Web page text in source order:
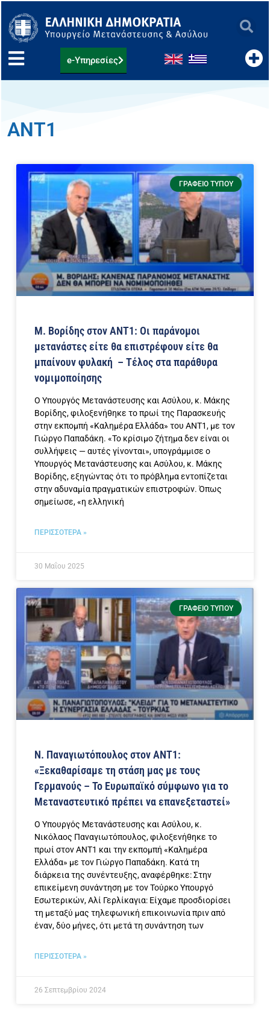
στο
περιεχόμενο
e-Υπηρεσίες
ΑΝΤ1
ΓΡΑΦΕΊΟ ΤΎΠΟΥ
Μ. Βορίδης στον ΑΝΤ1: Οι παράνομοι
μετανάστες είτε θα επιστρέφουν είτε θα
μπαίνουν φυλακή – Τέλος στα παράθυρα
νομιμοποίησης
Ο Υπουργός Μετανάστευσης και Ασύλου, κ. Μάκης
Βορίδης, φιλοξενήθηκε το πρωί της Παρασκευής
στην εκπομπή «Καλημέρα Ελλάδα» του ΑΝΤ1, με τον
Γιώργο Παπαδάκη. «Το κρίσιμο ζήτημα δεν είναι οι
συλλήψεις — αυτές γίνονται», υπογράμμισε ο
Υπουργός Μετανάστευσης και Ασύλου, κ. Μάκης
Βορίδης, εξηγώντας ότι το πρόβλημα εντοπίζεται
στην αδυναμία πραγματικών επιστροφών. Όπως
σημείωσε, «η ελληνική
ΠΕΡΙΣΣΟΤΕΡΑ »
30 Μαΐου 2025
ΓΡΑΦΕΊΟ ΤΎΠΟΥ
Ν. Παναγιωτόπουλος στoν ANT1:
«Ξεκαθαρίσαμε τη στάση μας με τους
Γερμανούς – Το Ευρωπαϊκό σύμφωνο για το
Μεταναστευτικό πρέπει να επανεξεταστεί»
Ο Υπουργός Μετανάστευσης και Ασύλου, κ.
Νικόλαος Παναγιωτόπουλος, φιλοξενήθηκε το
πρωί στον ΑΝΤ1 και την εκπομπή «Καλημέρα
Ελλάδα» με τον Γιώργο Παπαδάκη. Κατά τη
διάρκεια της συνέντευξης, αναφέρθηκε: Στην
επικείμενη συνάντηση με τον Τούρκο Υπουργό
Εσωτερικών, Αλί Γερλίκαγια: Είχαμε προσδιορίσει
τη μεταξύ μας τηλεφωνική επικοινωνία πριν από
έναν, δύο μήνες, ότι μετά τη συνάντηση των
ΠΕΡΙΣΣΟΤΕΡΑ »
26 Σεπτεμβρίου 2024